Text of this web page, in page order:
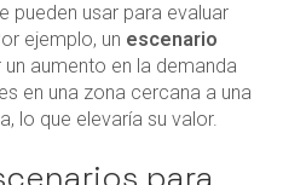
pueden usar para evaluar
ejemplo, un escenario
aumento en la demanda
en una zona cercana a una
lo que elevaría su valor.